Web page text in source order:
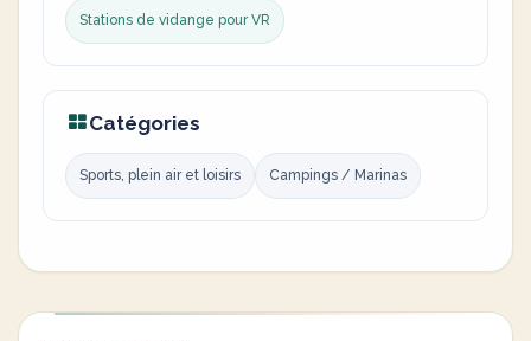
Stations de vidange pour VR
Catégories
Sports, plein air et loisirs Campings / Marinas